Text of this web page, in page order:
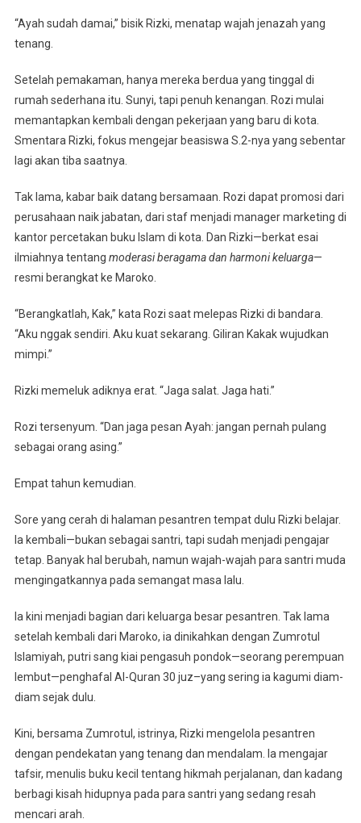
“Ayah sudah damai,” bisik Rizki, menatap wajah jenazah yang
tenang.
Setelah pemakaman, hanya mereka berdua yang tinggal di
rumah sederhana itu. Sunyi, tapi penuh kenangan. Rozi mulai
memantapkan kembali dengan pekerjaan yang baru di kota.
Smentara Rizki, fokus mengejar beasiswa S.2-nya yang sebentar
lagi akan tiba saatnya.
Tak lama, kabar baik datang bersamaan. Rozi dapat promosi dari
perusahaan naik jabatan, dari staf menjadi manager marketing di
kantor percetakan buku Islam di kota. Dan Rizki—berkat esai
ilmiahnya tentang moderasi beragama dan harmoni keluarga—
resmi berangkat ke Maroko.
“Berangkatlah, Kak,” kata Rozi saat melepas Rizki di bandara.
“Aku nggak sendiri. Aku kuat sekarang. Giliran Kakak wujudkan
mimpi.”
Rizki memeluk adiknya erat. “Jaga salat. Jaga hati.”
Rozi tersenyum. “Dan jaga pesan Ayah: jangan pernah pulang
sebagai orang asing.”
Empat tahun kemudian.
Sore yang cerah di halaman pesantren tempat dulu Rizki belajar.
Ia kembali—bukan sebagai santri, tapi sudah menjadi pengajar
tetap. Banyak hal berubah, namun wajah-wajah para santri muda
mengingatkannya pada semangat masa lalu.
Ia kini menjadi bagian dari keluarga besar pesantren. Tak lama
setelah kembali dari Maroko, ia dinikahkan dengan Zumrotul
Islamiyah, putri sang kiai pengasuh pondok—seorang perempuan
lembut—penghafal Al-Quran 30 juz–yang sering ia kagumi diam-
diam sejak dulu.
Kini, bersama Zumrotul, istrinya, Rizki mengelola pesantren
dengan pendekatan yang tenang dan mendalam. Ia mengajar
tafsir, menulis buku kecil tentang hikmah perjalanan, dan kadang
berbagi kisah hidupnya pada para santri yang sedang resah
mencari arah.